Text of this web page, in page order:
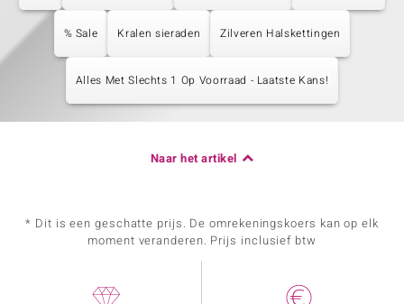
% Sale Kralen sieraden Zilveren Halskettingen
Alles Met Slechts 1 Op Voorraad - Laatste Kans!
Naar het artikel
* Dit is een geschatte prijs. De omrekeningskoers kan op elk
moment veranderen. Prijs inclusief btw